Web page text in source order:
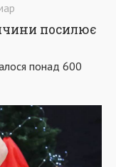
посилює
понад 600